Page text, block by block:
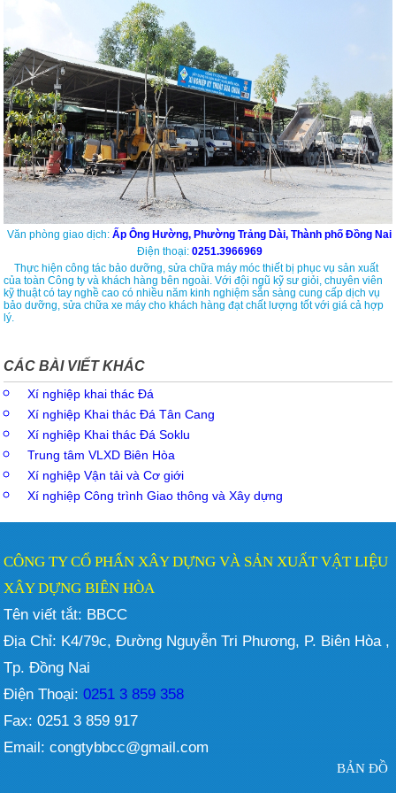
Văn phòng giao dịch: Ấp Ông Hường, Phường Trảng Dài, Thành phố Đồng Nai
Điện thoại: 0251.3966969
Thực hiện công tác bảo dưỡng, sửa chữa máy móc thiết bị phục vụ sản xuất
của toàn Công ty và khách hàng bên ngoài. Với đội ngũ kỹ sư giỏi, chuyên viên
kỹ thuật có tay nghề cao có nhiều năm kinh nghiệm sẵn sàng cung cấp dịch vụ
bảo dưỡng, sửa chữa xe máy cho khách hàng đạt chất lượng tốt với giá cả hợp
lý.
CÁC BÀI VIẾT KHÁC
Xí nghiệp khai thác Đá
Xí nghiệp Khai thác Đá Tân Cang
Xí nghiệp Khai thác Đá Soklu
Trung tâm VLXD Biên Hòa
Xí nghiệp Vận tải và Cơ giới
Xí nghiệp Công trình Giao thông và Xây dựng
CÔNG TY CỔ PHẨN XÂY DỰNG VÀ SẢN XUẤT VẬT LIỆU
XÂY DỰNG BIÊN HÒA
Tên viết tắt: BBCC
Địa Chỉ: K4/79c, Đường Nguyễn Tri Phương, P. Biên Hòa ,
Tp. Đồng Nai
Điện Thoại: 0251 3 859 358
Fax: 0251 3 859 917
Email: congtybbcc@gmail.com
BẢN ĐỒ